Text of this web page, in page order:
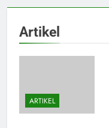
Artikel
ARTIKEL